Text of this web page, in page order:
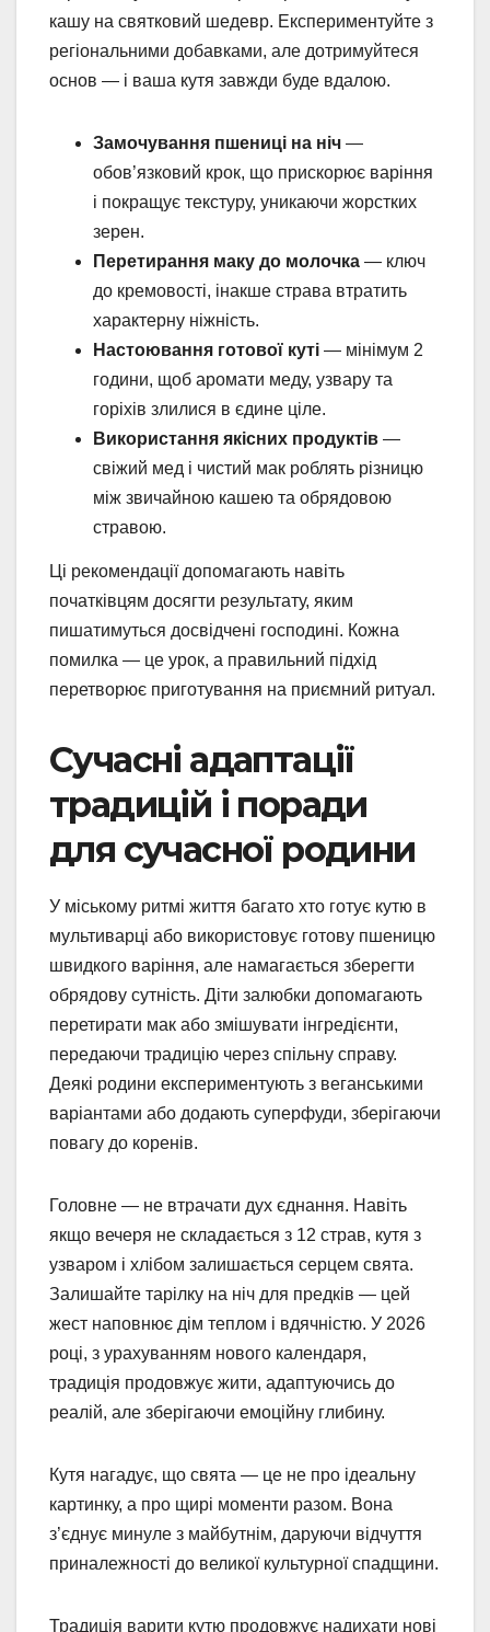
кашу на святковий шедевр. Експериментуйте з
регіональними добавками, але дотримуйтеся
основ — і ваша кутя завжди буде вдалою.
Замочування пшениці на ніч —
обов’язковий крок, що прискорює варіння
і покращує текстуру, уникаючи жорстких
зерен.
Перетирання маку до молочка — ключ
до кремовості, інакше страва втратить
характерну ніжність.
Настоювання готової куті — мінімум 2
години, щоб аромати меду, узвару та
горіхів злилися в єдине ціле.
Використання якісних продуктів —
свіжий мед і чистий мак роблять різницю
між звичайною кашею та обрядовою
стравою.
Ці рекомендації допомагають навіть
початківцям досягти результату, яким
пишатимуться досвідчені господині. Кожна
помилка — це урок, а правильний підхід
перетворює приготування на приємний ритуал.
Сучасні адаптації
традицій і поради
для сучасної родини
У міському ритмі життя багато хто готує кутю в
мультиварці або використовує готову пшеницю
швидкого варіння, але намагається зберегти
обрядову сутність. Діти залюбки допомагають
перетирати мак або змішувати інгредієнти,
передаючи традицію через спільну справу.
Деякі родини експериментують з веганськими
варіантами або додають суперфуди, зберігаючи
повагу до коренів.
Головне — не втрачати дух єднання. Навіть
якщо вечеря не складається з 12 страв, кутя з
узваром і хлібом залишається серцем свята.
Залишайте тарілку на ніч для предків — цей
жест наповнює дім теплом і вдячністю. У 2026
році, з урахуванням нового календаря,
традиція продовжує жити, адаптуючись до
реалій, але зберігаючи емоційну глибину.
Кутя нагадує, що свята — це не про ідеальну
картинку, а про щирі моменти разом. Вона
з’єднує минуле з майбутнім, даруючи відчуття
приналежності до великої культурної спадщини.
Традиція варити кутю продовжує надихати нові